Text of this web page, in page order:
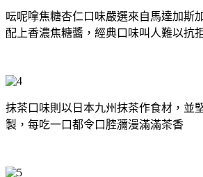
呍呢嗱焦糖杏仁口味嚴選來自馬達加斯
配上香濃焦糖醬，經典口味叫人難以抗
抹茶口味則以日本九州抹茶作食材，並
製， 每吃一口都令口腔瀰漫滿滿茶香